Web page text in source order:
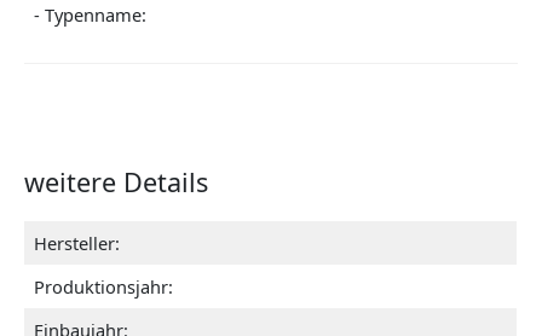
- Typenname:
weitere Details
Hersteller:
Produktionsjahr:
Einbaujahr: